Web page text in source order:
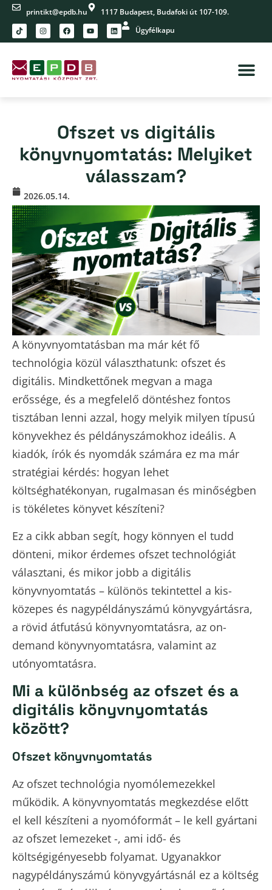
printikt@epdb.hu
1117 Budapest, Budafoki út 107-109.
Ügyfélkapu
Ofszet vs digitális
könyvnyomtatás: Melyiket
válasszam?
2026.05.14.
A könyvnyomtatásban ma már két fő
technológia közül választhatunk: ofszet és
digitális. Mindkettőnek megvan a maga
erőssége, és a megfelelő döntéshez fontos
tisztában lenni azzal, hogy melyik milyen típusú
könyvekhez és példányszámokhoz ideális. A
kiadók, írók és nyomdák számára ez ma már
stratégiai kérdés: hogyan lehet
költséghatékonyan, rugalmasan és minőségben
is tökéletes könyvet készíteni?
Ez a cikk abban segít, hogy könnyen el tudd
dönteni, mikor érdemes ofszet technológiát
választani, és mikor jobb a digitális
könyvnyomtatás – különös tekintettel a kis-
közepes és nagypéldányszámú könyvgyártásra,
a rövid átfutású könyvnyomtatásra, az on-
demand könyvnyomtatásra, valamint az
utónyomtatásra.
Mi a különbség az ofszet és a
digitális könyvnyomtatás
között?
Ofszet könyvnyomtatás
Az ofszet technológia nyomólemezekkel
működik. A könyvnyomtatás megkezdése előtt
el kell készíteni a nyomóformát – le kell gyártani
az ofszet lemezeket -, ami idő- és
költségigényesebb folyamat. Ugyanakkor
nagypéldányszámú könyvgyártásnál ez a költség